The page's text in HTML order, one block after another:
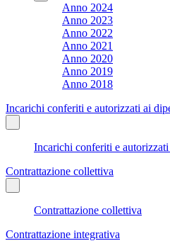
Anno 2024
Anno 2023
Anno 2022
Anno 2021
Anno 2020
Anno 2019
Anno 2018
Incarichi conferiti e autorizzati ai
Incarichi conferiti e
Contrattazione collettiva
Contrattazione collettiva
Contrattazione integrativa